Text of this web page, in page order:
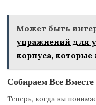
Может быть
упражнений для
корпуса,
Собираем Все Вместе
Теперь, когда вы